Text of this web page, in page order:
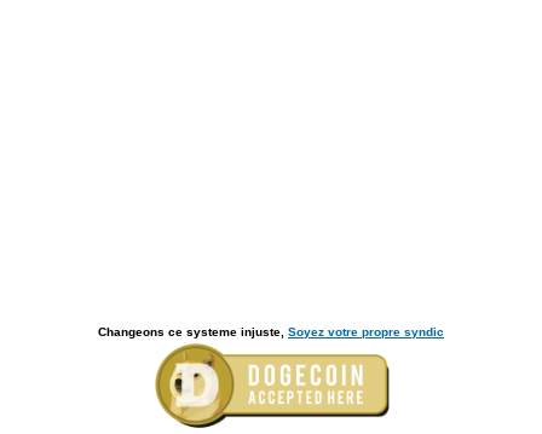
Changeons ce systeme injuste, Soyez votre propre syndic